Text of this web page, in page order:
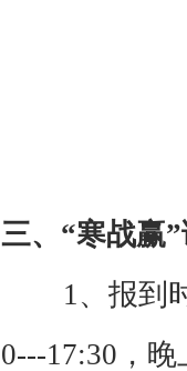
三、“寒战赢
1、报到时
0---17:30，